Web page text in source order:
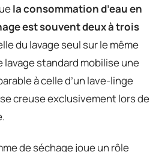
la consommation d’eau en
est souvent deux à trois
du lavage seul sur le même
lavage standard mobilise une
à celle d’un lave-linge
creuse exclusivement lors de
de séchage joue un rôle